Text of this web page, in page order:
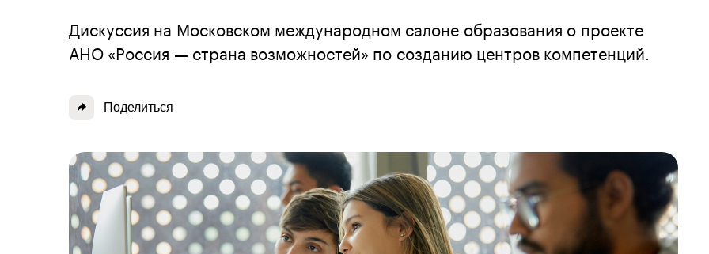
Дискуссия на Московском международном салоне образования о проекте
АНО «Россия — страна возможностей» по созданию центров компетенций.
Поделиться